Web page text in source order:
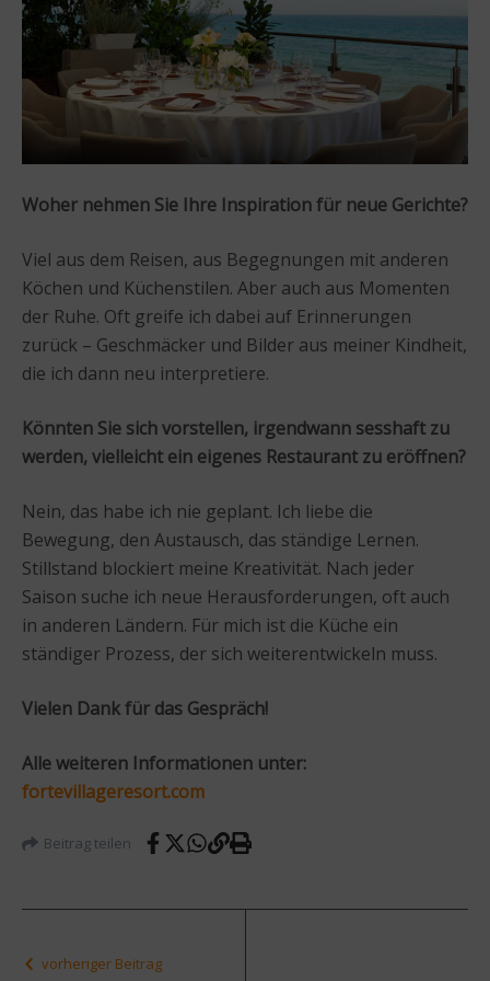
Woher nehmen Sie Ihre Inspiration für neue Gerichte?
Viel aus dem Reisen, aus Begegnungen mit anderen
Köchen und Küchenstilen. Aber auch aus Momenten
der Ruhe. Oft greife ich dabei auf Erinnerungen
zurück – Geschmäcker und Bilder aus meiner Kindheit,
die ich dann neu interpretiere.
Könnten Sie sich vorstellen, irgendwann sesshaft zu
werden, vielleicht ein eigenes Restaurant zu eröffnen?
Nein, das habe ich nie geplant. Ich liebe die
Bewegung, den Austausch, das ständige Lernen.
Stillstand blockiert meine Kreativität. Nach jeder
Saison suche ich neue Herausforderungen, oft auch
in anderen Ländern. Für mich ist die Küche ein
ständiger Prozess, der sich weiterentwickeln muss.
Vielen Dank für das Gespräch!
Alle weiteren Informationen unter:
fortevillageresort.com
Beitrag teilen
vorheriger Beitrag